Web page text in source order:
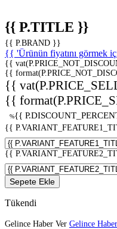
{{ P.TITLE }}
{{ P.BRAND }}
{{ 'Ürünün fiyatını görmek
{{
{{
{{
{{
%{{
{{
{{
Sepete Ekle
Tükendi
Gelince Haber Ver Gelince